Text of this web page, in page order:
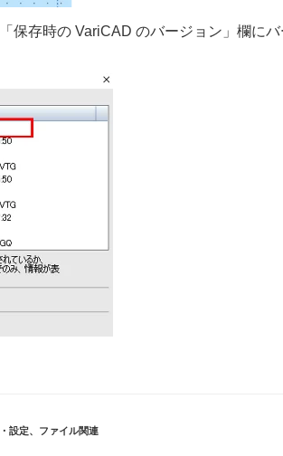
保存時の VariCAD のバージョン」欄にバ
設定、 ファイル関連